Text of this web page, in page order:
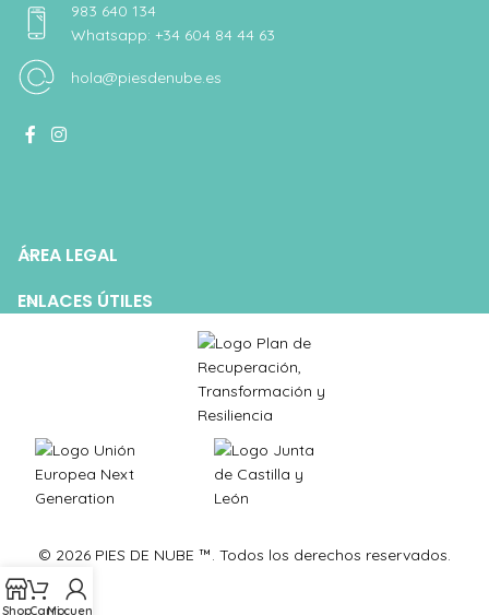
983 640 134
Whatsapp: +34 604 84 44 63
hola@piesdenube.es
ÁREA LEGAL
ENLACES ÚTILES
© 2026 PIES DE NUBE ™. Todos los derechos reservados.
ShopCarroMi cuenta